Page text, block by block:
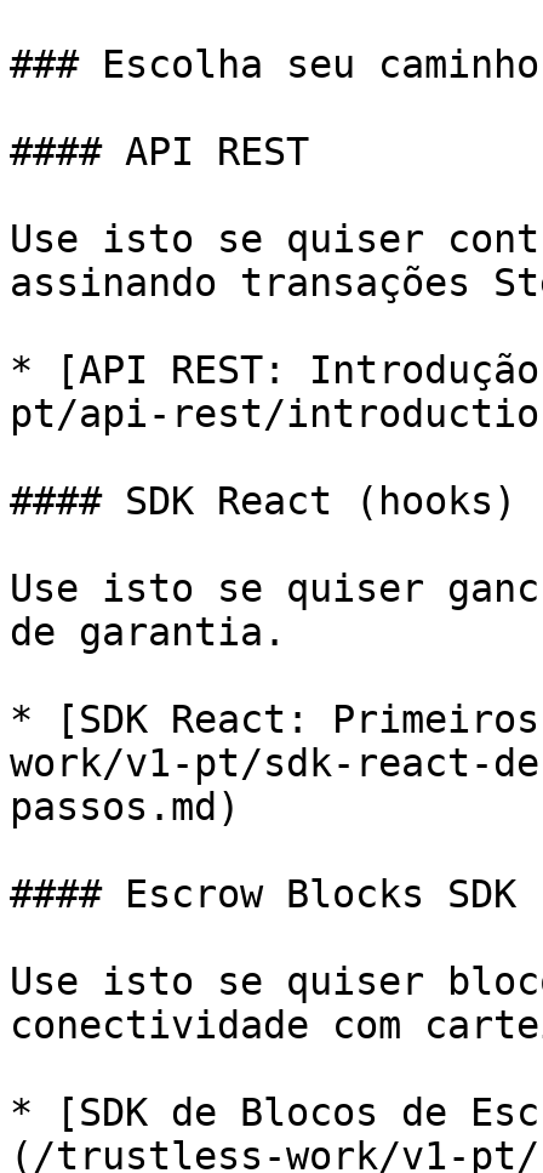
### Escolha seu
#### API REST
Use isto se quiser
assinando transações
* [API REST:
pt/api-rest/
#### SDK React (hooks)
Use isto se quiser
de garantia.
* [SDK React:
work/v1-pt/sdk-react-
passos.md)
#### Escrow Blocks
Use isto se quiser
conectividade com
* [SDK de Blocos de
(/trustless-work/v1-pt/